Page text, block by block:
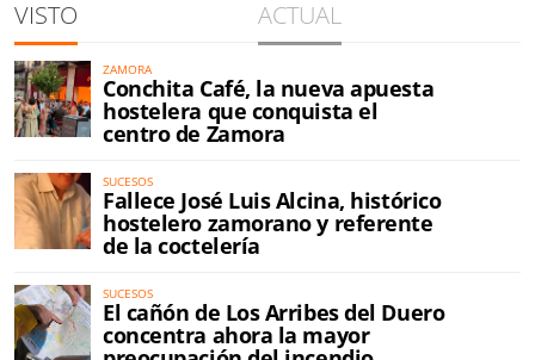
VISTO ACTUAL
ZAMORA
Conchita Café, la nueva apuesta
hostelera que conquista el
centro de Zamora
SUCESOS
Fallece José Luis Alcina, histórico
hostelero zamorano y referente
de la coctelería
SUCESOS
El cañón de Los Arribes del Duero
concentra ahora la mayor